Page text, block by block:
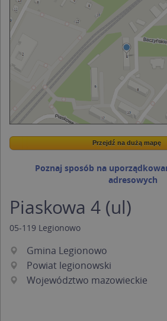
Wstaw tę mapkę na swoją stronę
Przejdź na dużą mapę
Przejdź na dużą mapę
Poznaj sposób na
adresowych
Piaskowa 4 (ul)
05-119 Legionowo
Gmina Legionowo
Powiat legionowski
Województwo mazowieckie